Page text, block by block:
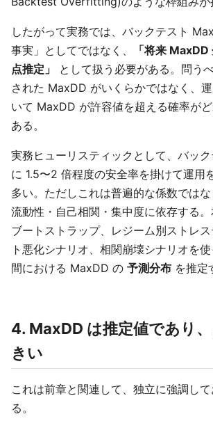
したがって実務では、バックテスト
事実」としてではなく、
「将来
点推定」
として扱う必要がある。問う
された MaxDD がいくらかではなく、
いて MaxDD が許容値を超える確率が
ある。
実務ヒューリスティックとして、バッ
に 1.5〜2 倍程度の安全率を掛けて運用
多い。ただしこれは普遍的な係数ではな
流動性・自己相関・集中度に依存する
ブートストラップ、レジーム別ストレ
ト悪化シナリオ、相関崩壊シナリオを
間における MaxDD の 予測分布 を推定
4. MaxDD は推定値であり
きい
これは前章と関連して、独立に強調し
る。